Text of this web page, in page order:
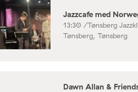
Jazzcafe med
13:30 /Tønsberg
Tønsberg, Tønsberg
Dawn Allan &